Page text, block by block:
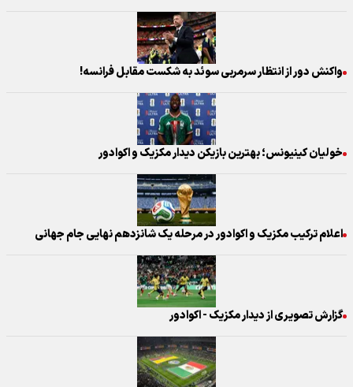
واکنش دور از انتظار سرمربی سوئد به شکست مقابل فرانسه!
خولیان کینیونس؛ بهترین بازیکن دیدار مکزیک و اکوادور
اعلام ترکیب مکزیک و اکوادور در مرحله یک‌ شانزدهم نهایی جام جهانی
گزارش تصویری از دیدار مکزیک - اکوادور